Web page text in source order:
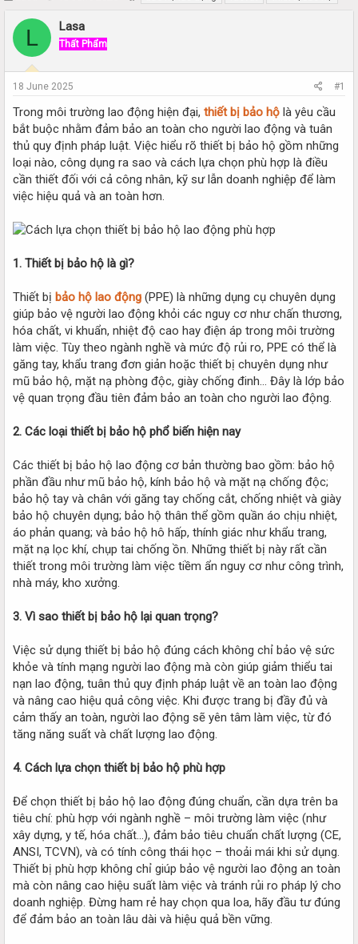
r
a
s
a
r
t
e
r
a
r
t
a
e
L Lasa
Thất Phẩm
18 June 2025 #1
Trong môi trường lao động hiện đại, thiết bị bảo hộ là yêu cầu
bắt buộc nhằm đảm bảo an toàn cho người lao động và tuân
thủ quy định pháp luật. Việc hiểu rõ thiết bị bảo hộ gồm những
loại nào, công dụng ra sao và cách lựa chọn phù hợp là điều
cần thiết đối với cả công nhân, kỹ sư lẫn doanh nghiệp để làm
việc hiệu quả và an toàn hơn.
1. Thiết bị bảo hộ là gì?
Thiết bị bảo hộ lao động (PPE) là những dụng cụ chuyên dụng
giúp bảo vệ người lao động khỏi các nguy cơ như chấn thương,
hóa chất, vi khuẩn, nhiệt độ cao hay điện áp trong môi trường
làm việc. Tùy theo ngành nghề và mức độ rủi ro, PPE có thể là
găng tay, khẩu trang đơn giản hoặc thiết bị chuyên dụng như
mũ bảo hộ, mặt nạ phòng độc, giày chống đinh… Đây là lớp bảo
vệ quan trọng đầu tiên đảm bảo an toàn cho người lao động.
2. Các loại thiết bị bảo hộ phổ biến hiện nay
Các thiết bị bảo hộ lao động cơ bản thường bao gồm: bảo hộ
phần đầu như mũ bảo hộ, kính bảo hộ và mặt nạ chống độc;
bảo hộ tay và chân với găng tay chống cắt, chống nhiệt và giày
bảo hộ chuyên dụng; bảo hộ thân thể gồm quần áo chịu nhiệt,
áo phản quang; và bảo hộ hô hấp, thính giác như khẩu trang,
mặt nạ lọc khí, chụp tai chống ồn. Những thiết bị này rất cần
thiết trong môi trường làm việc tiềm ẩn nguy cơ như công trình,
nhà máy, kho xưởng.
3. Vì sao thiết bị bảo hộ lại quan trọng?
Việc sử dụng thiết bị bảo hộ đúng cách không chỉ bảo vệ sức
khỏe và tính mạng người lao động mà còn giúp giảm thiểu tai
nạn lao động, tuân thủ quy định pháp luật về an toàn lao động
và nâng cao hiệu quả công việc. Khi được trang bị đầy đủ và
cảm thấy an toàn, người lao động sẽ yên tâm làm việc, từ đó
tăng năng suất và chất lượng lao động.
4. Cách lựa chọn thiết bị bảo hộ phù hợp
Để chọn thiết bị bảo hộ lao động đúng chuẩn, cần dựa trên ba
tiêu chí: phù hợp với ngành nghề – môi trường làm việc (như
xây dựng, y tế, hóa chất...), đảm bảo tiêu chuẩn chất lượng (CE,
ANSI, TCVN), và có tính công thái học – thoải mái khi sử dụng.
Thiết bị phù hợp không chỉ giúp bảo vệ người lao động an toàn
mà còn nâng cao hiệu suất làm việc và tránh rủi ro pháp lý cho
doanh nghiệp. Đừng ham rẻ hay chọn qua loa, hãy đầu tư đúng
để đảm bảo an toàn lâu dài và hiệu quả bền vững.